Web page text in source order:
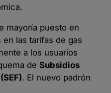
mayoría puesto en
las tarifas de gas
a los usuarios
de Subsidios
. El nuevo padrón